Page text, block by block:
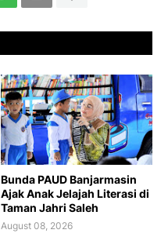
Bunda PAUD Banjarmasin
Ajak Anak Jelajah Literasi di
Taman Jahri Saleh
August 08, 2026